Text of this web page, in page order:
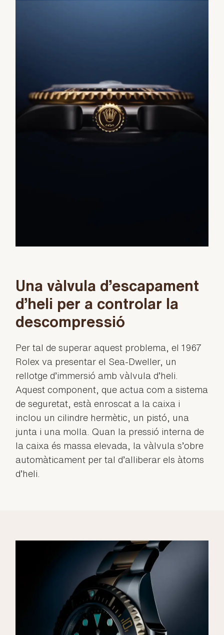
Una vàlvula d’escapament
d’heli per a controlar la
descompressió
Per tal de superar aquest problema, el 1967
Rolex va presentar el Sea-Dweller, un
rellotge d’immersió amb vàlvula d’heli.
Aquest component, que actua com a sistema
de seguretat, està enroscat a la caixa i
inclou un cilindre hermètic, un pistó, una
junta i una molla. Quan la pressió interna de
la caixa és massa elevada, la vàlvula s’obre
automàticament per tal d’alliberar els àtoms
d’heli.